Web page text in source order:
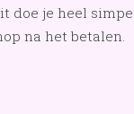
doe je heel
na het betalen.